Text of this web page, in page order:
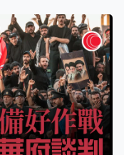
能力，僱主須支付
之四，最長可達24
節目說，新法例下
方程式，需要政
玉菡：「平台工作
在平台時間長，長
要來養家的，扣減
補償條例。我們現